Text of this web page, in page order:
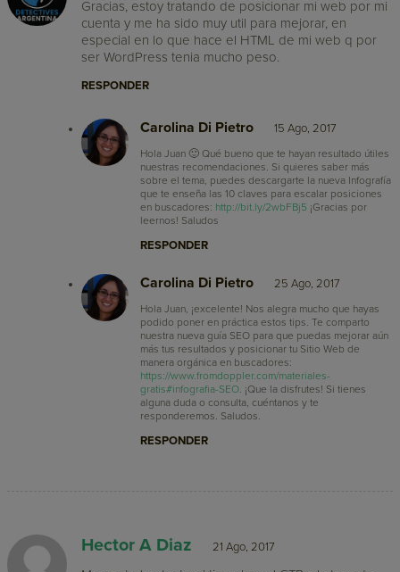
Gracias, estoy tratando de posicionar mi web por mi
cuenta y me ha sido muy util para mejorar, en
especial en lo que hace el HTML de mi web q por
ser WordPress tenia mucho peso.
RESPONDER
Carolina Di Pietro 15 Ago, 2017
Hola Juan 🙂 Qué bueno que te hayan resultado útiles
nuestras recomendaciones. Si quieres saber más
sobre el tema, puedes descargarte la nueva Infografía
que te enseña las 10 claves para escalar posiciones
en buscadores: http://bit.ly/2wbFBj5¡Gracias por
leernos! Saludos
RESPONDER
Carolina Di Pietro 25 Ago, 2017
Hola Juan, ¡excelente! Nos alegra mucho que hayas
podido poner en práctica estos tips. Te comparto
nuestra nueva guía SEO para que puedas mejorar aún
más tus resultados y posicionar tu Sitio Web de
manera orgánica en buscadores:
https://www.fromdoppler.com/materiales-
gratis#infografia-SEO. ¡Que la disfrutes! Si tienes
alguna duda o consulta, cuéntanos y te
responderemos. Saludos.
RESPONDER
Hector A Diaz 21 Ago, 2017